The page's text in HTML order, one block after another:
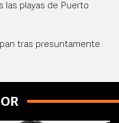
las playas de Puerto
tras presuntamente